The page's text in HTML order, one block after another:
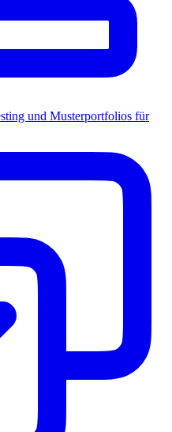
und Musterportfolios für